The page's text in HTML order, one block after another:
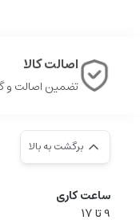
اصالت کالا
تضمین اصالت و
برگشت به بالا
ساعت کاری
9‌ تا ۱۷